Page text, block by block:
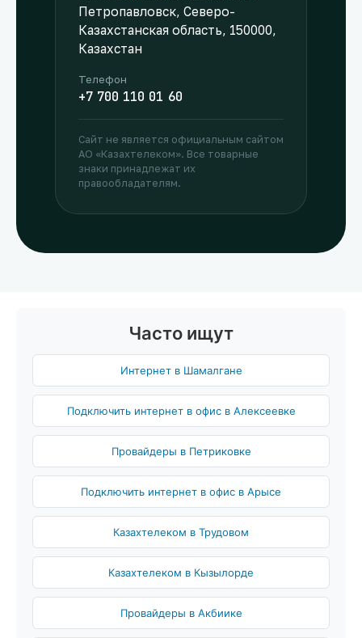
Петропавловск, Северо-
Казахстанская область, 150000,
Казахстан
Телефон
+7 700 110 01 60
Сайт не является официальным сайтом
АО «Казахтелеком». Все товарные
знаки принадлежат их
правообладателям.
Часто ищут
Интернет в Шамалгане
Подключить интернет в офис в Алексеевке
Провайдеры в Петриковке
Подключить интернет в офис в Арысе
Казахтелеком в Трудовом
Казахтелеком в Кызылорде
Провайдеры в Акбиике